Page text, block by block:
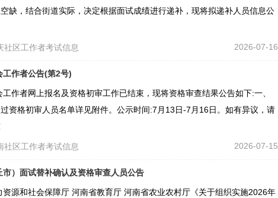
缺，结合街道实际，决定根据面试成绩进行递补，现将拟递补人员信息公
2026-07-16
社区工作者考试信息
作者公告(第2号)
作者网上报名及资格初审工作已结束，现将资格审查结果公告如下:一、
资格初审人员名单详见附件。公示时间:7月13日-7月16日。如有异议，请
2026-07-15
社区工作者考试信息
）面试替补确认及资格审查人员公告
源和社会保障厅 河南省教育厅 河南省农业农村厅《关于组织实施2026年